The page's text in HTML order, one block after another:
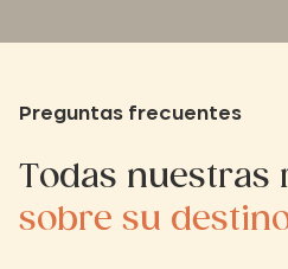
Preguntas frecuentes
Todas nuestras
sobre su